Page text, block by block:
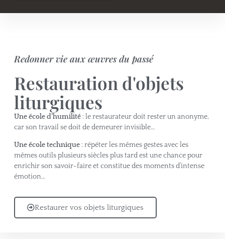
Redonner vie aux œuvres du passé
Restauration d'objets
liturgiques
Une école d’humilité : le restaurateur doit rester un anonyme,
car son travail se doit de demeurer invisible…
Une école technique : répéter les mêmes gestes avec les
mêmes outils plusieurs siècles plus tard est une chance pour
enrichir son savoir-faire et constitue des moments d’intense
émotion…
Restaurer vos objets liturgiques